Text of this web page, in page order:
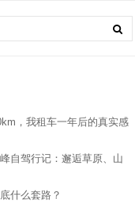
，我租车一年后的真实感
自驾行记：邂逅草原、山
什么套路？